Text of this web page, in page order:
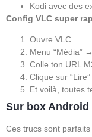
Kodi avec des
Config VLC super
Ouvre VLC
Menu “Média”
Colle ton URL
Clique sur “Lire”
Et voilà, toutes
Sur box Android
Ces trucs sont parfaits